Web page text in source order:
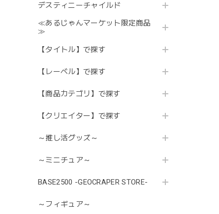
デスティニーチャイルド
≪あるじゃんマーケット限定商品
≫
【タイトル】で探す
【レーベル】で探す
【商品カテゴリ】で探す
【クリエイター】で探す
～推し活グッズ～
～ミニチュア～
BASE2500 -GEOCRAPER STORE-
～フィギュア～